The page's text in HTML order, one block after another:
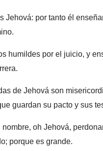
Jehová: por tanto él
humildes por el juicio, y
de Jehová son
guardan su pacto y sus
nombre, oh Jehová,
porque es grande.